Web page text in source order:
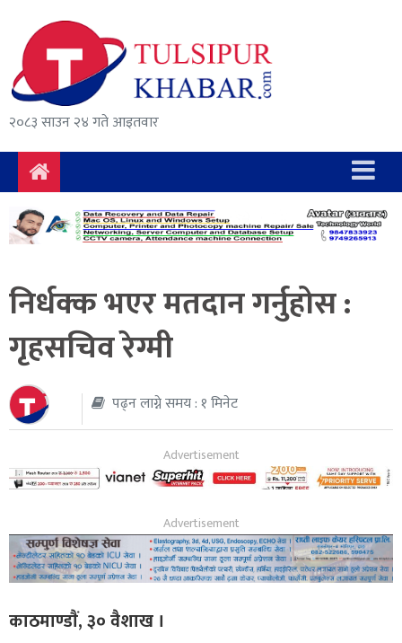
२०८३ साउन २४ गते आइतवार
समाचार
राजनीति
सुरक्षा/
अपराध
दुर्घटना
विचार
अर्थ
संवाद
मनोरञ्जन
निर्धक्क भएर मतदान गर्नुहोस :
गृहसचिव रेग्मी
पढ्न लाग्ने समय : १ मिनेट
काठमाण्डाैं, ३० वैशाख ।